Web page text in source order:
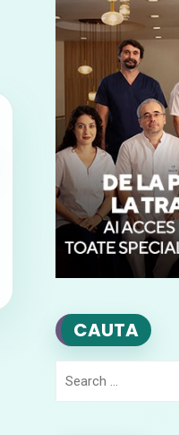
CAUTA